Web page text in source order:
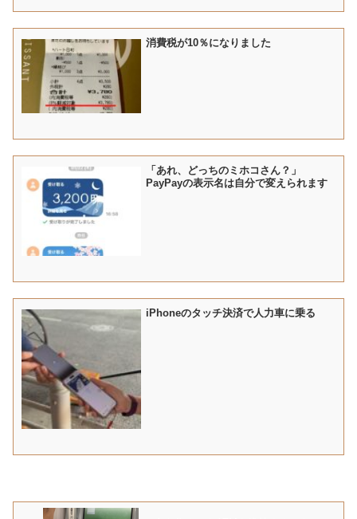
消費税が10％になりました
「あれ、どっちのミホコさん？」
PayPayの表示名は自分で変えられます
iPhoneのタッチ決済で人力車に乗る